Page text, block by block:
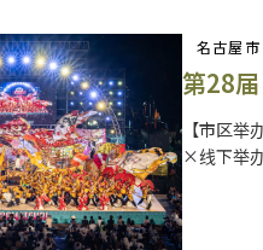
名古屋
第28
【市区
×线下举